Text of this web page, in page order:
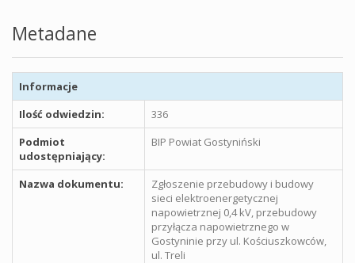
Metadane
Informacje
Ilość odwiedzin:
336
Podmiot
udostępniający:
BIP Powiat Gostyniński
Nazwa dokumentu:
Zgłoszenie przebudowy i budowy
sieci elektroenergetycznej
napowietrznej 0,4 kV, przebudowy
przyłącza napowietrznego w
Gostyninie przy ul. Kościuszkowców,
ul. Treli